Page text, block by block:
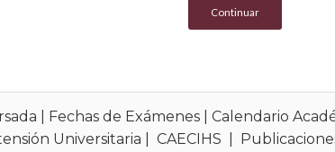
Fechas de Exámenes |Calendario
Universitaria |CAECIHS